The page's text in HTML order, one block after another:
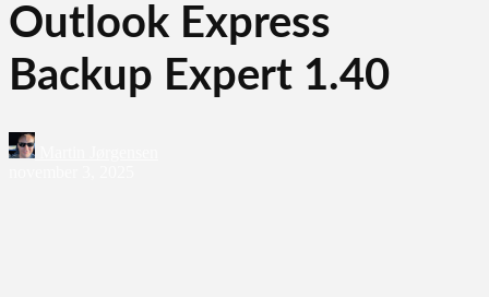
Outlook Express
Backup Expert 1.40